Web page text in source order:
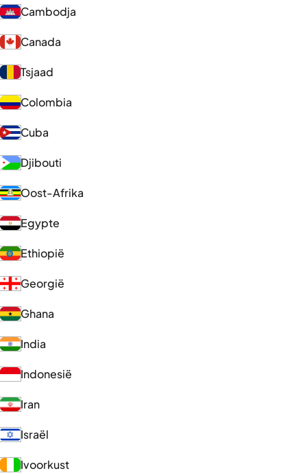
Cambodja
Canada
Tsjaad
Colombia
Cuba
Djibouti
Oost-Afrika
Egypte
Ethiopië
Georgië
Ghana
India
Indonesië
Iran
Israël
Ivoorkust